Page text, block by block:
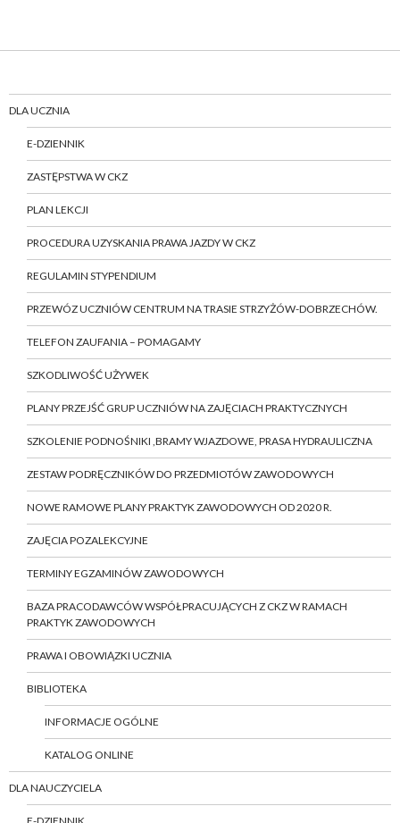
DLA UCZNIA
E-DZIENNIK
ZASTĘPSTWA W CKZ
PLAN LEKCJI
PROCEDURA UZYSKANIA PRAWA JAZDY W CKZ
REGULAMIN STYPENDIUM
PRZEWÓZ UCZNIÓW CENTRUM NA TRASIE STRZYŻÓW-DOBRZECHÓW.
TELEFON ZAUFANIA – POMAGAMY
SZKODLIWOŚĆ UŻYWEK
PLANY PRZEJŚĆ GRUP UCZNIÓW NA ZAJĘCIACH PRAKTYCZNYCH
SZKOLENIE PODNOŚNIKI ,BRAMY WJAZDOWE, PRASA HYDRAULICZNA
ZESTAW PODRĘCZNIKÓW DO PRZEDMIOTÓW ZAWODOWYCH
NOWE RAMOWE PLANY PRAKTYK ZAWODOWYCH OD 2020 R.
ZAJĘCIA POZALEKCYJNE
TERMINY EGZAMINÓW ZAWODOWYCH
BAZA PRACODAWCÓW WSPÓŁPRACUJĄCYCH Z CKZ W RAMACH
PRAKTYK ZAWODOWYCH
PRAWA I OBOWIĄZKI UCZNIA
BIBLIOTEKA
INFORMACJE OGÓLNE
KATALOG ONLINE
DLA NAUCZYCIELA